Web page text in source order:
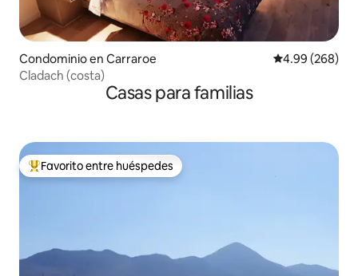
Condominio en Carraroe Calificación
4.99 (268)
Cladach (costa)
Casas para familias
De los mejores en Favorito entre huéspedes
Favorito entre huéspedes